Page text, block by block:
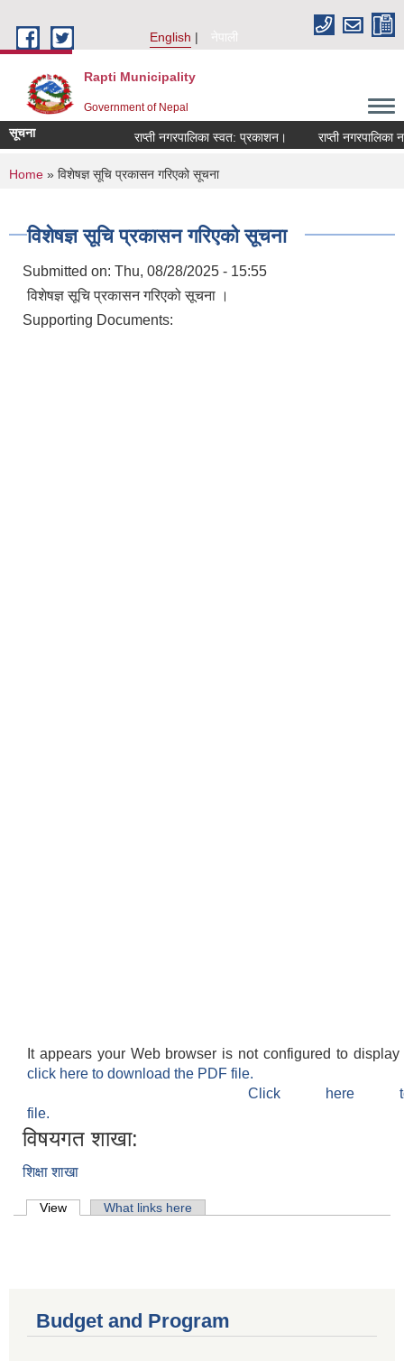
English
नेपाली
Rapti Municipality
Government of Nepal
सूचना राप्ती नगरपालिका स्वत: प्रकाशन। राप्ती नगरपालिका
You are here
Home » विशेषज्ञ सूचि प्रकासन गरिएको सूचना
विशेषज्ञ सूचि प्रकासन गरिएको सूचना
Submitted on: Thu, 08/28/2025 - 15:55
विशेषज्ञ सूचि प्रकासन गरिएको सूचना ।
Supporting Documents:
It appears your Web browser is not configured to
click here to download the PDF file.
Click here
file.
विषयगत शाखा:
शिक्षा शाखा
Primary tabs
View (active tab)What links here
Budget and Program